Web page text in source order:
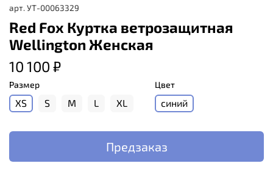
арт. УТ-00063329
Red Fox Куртка ветрозащитная
Wellington Женская
10 100 ₽
Размер
XS S M L XL
Цвет
синий
Предзаказ